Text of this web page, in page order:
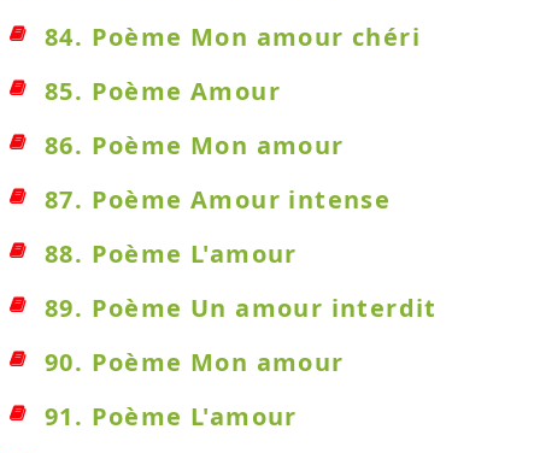
84. Poème Mon amour chéri
85. Poème Amour
86. Poème Mon amour
87. Poème Amour intense
88. Poème L'amour
89. Poème Un amour interdit
90. Poème Mon amour
91. Poème L'amour